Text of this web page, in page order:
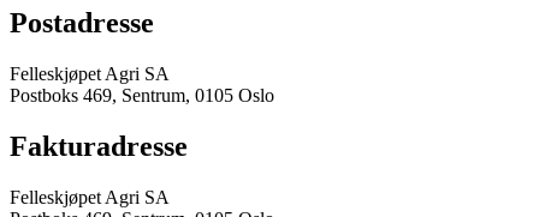
Postadresse
Felleskjøpet Agri SA
Postboks 469, Sentrum, 0105 Oslo
Fakturadresse
Felleskjøpet Agri SA